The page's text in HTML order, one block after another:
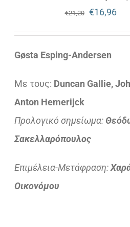
€21,20
Original
price
€16,96Η
Gøsta Esping-Andersen
Με τους: Duncan Gallie,
Anton Hemerijck
Προλογικό σημείωμα:
Σακελλαρόπουλος
Επιμέλεια-Μετάφραση:
Οικονόμου